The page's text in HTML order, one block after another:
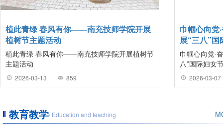
植此青绿 春风有你——南充技师学院开展
植树节主题活动
植此青绿 春风有你——南充技师学院开展植树节
主题活动
2026-03-13 859
巾帼心向党
展“三八”
巾帼心向党·
八”国际妇女
2026-03-07
教育教学/ Education and teaching